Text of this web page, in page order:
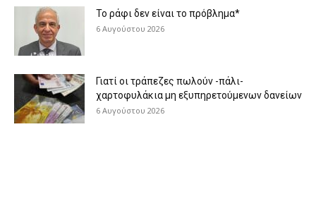
Το ράφι δεν είναι το πρόβλημα*
6 Αυγούστου 2026
Γιατί οι τράπεζες πωλούν -πάλι-
χαρτοφυλάκια μη εξυπηρετούμενων δανείων
6 Αυγούστου 2026